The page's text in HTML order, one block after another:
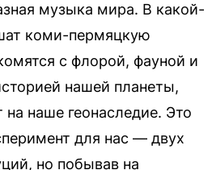
музыка мира. В какой-
коми-пермяцкую
с флорой, фауной и
нашей планеты,
наше геонаследие. Это
для нас — двух
но побывав на